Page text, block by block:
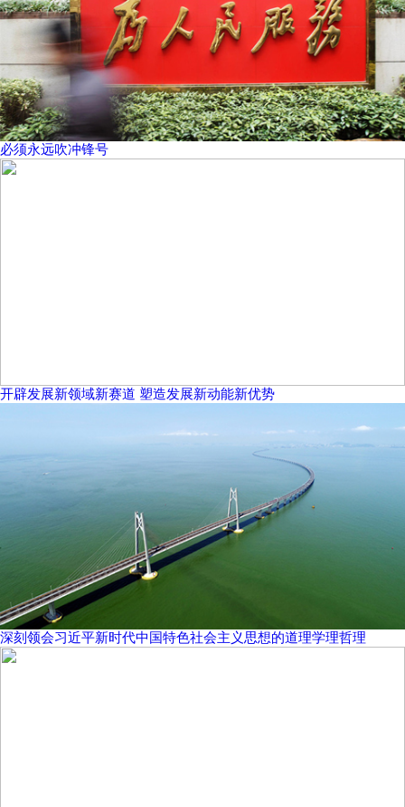
必须永远吹冲锋号
开辟发展新领域新赛道 塑造发展新动能新优势
深刻领会习近平新时代中国特色社会主义思想的道理学理哲理